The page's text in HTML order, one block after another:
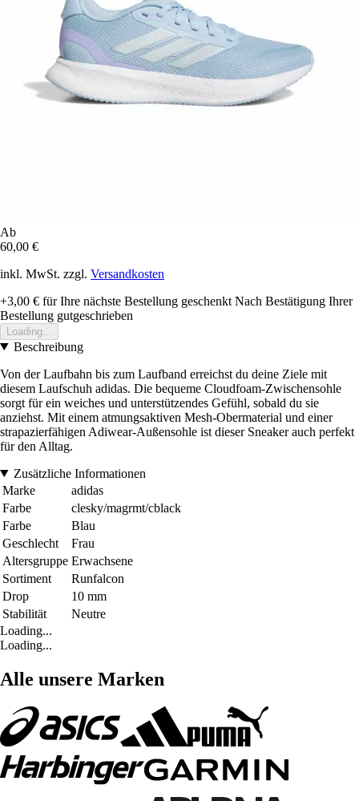
Ab
60,00 €
inkl. MwSt. zzgl. Versandkosten
+3,00 € für Ihre nächste Bestellung geschenkt Nach Bestätigung Ihrer
Bestellung gutgeschrieben
Loading...
Beschreibung
Von der Laufbahn bis zum Laufband erreichst du deine Ziele mit
diesem Laufschuh adidas. Die bequeme Cloudfoam-Zwischensohle
sorgt für ein weiches und unterstützendes Gefühl, sobald du sie
anziehst. Mit einem atmungsaktiven Mesh-Obermaterial und einer
strapazierfähigen Adiwear-Außensohle ist dieser Sneaker auch perfekt
für den Alltag.
Zusätzliche Informationen
Marke
adidas
Farbe
clesky/magrmt/cblack
Farbe
Blau
Geschlecht
Frau
Altersgruppe Erwachsene
Sortiment
Runfalcon
Drop
10 mm
Stabilität
Neutre
Loading...
Loading...
Alle unsere Marken